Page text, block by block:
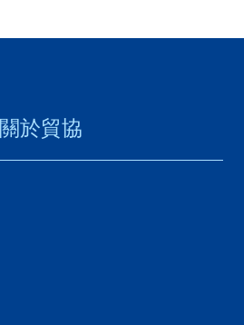
關於貿協